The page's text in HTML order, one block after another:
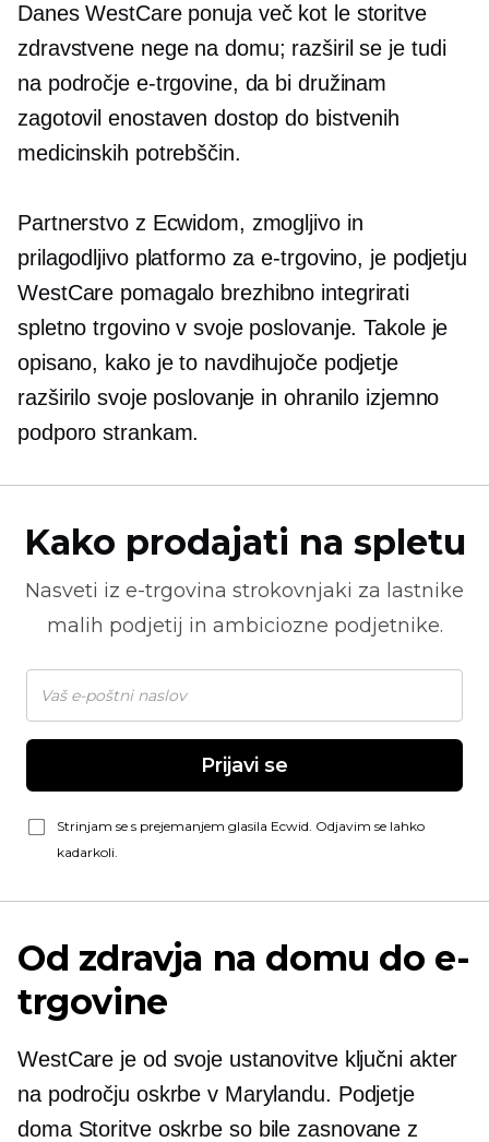
Danes WestCare ponuja več kot le storitve
zdravstvene nege na domu; razširil se je tudi
na področje e-trgovine, da bi družinam
zagotovil enostaven dostop do bistvenih
medicinskih potrebščin.
Partnerstvo z Ecwidom, zmogljivo in
prilagodljivo platformo za e-trgovino, je podjetju
WestCare pomagalo brezhibno integrirati
spletno trgovino v svoje poslovanje. Takole je
opisano, kako je to navdihujoče podjetje
razširilo svoje poslovanje in ohranilo izjemno
podporo strankam.
Kako prodajati na spletu
Nasveti iz e-trgovina strokovnjaki za lastnike
malih podjetij in ambiciozne podjetnike.
Prijavi se
Strinjam se s prejemanjem glasila Ecwid. Odjavim se lahko
kadarkoli.
Od zdravja na domu do e-
trgovine
WestCare je od svoje ustanovitve ključni akter
na področju oskrbe v Marylandu. Podjetje
domaStoritve oskrbe so bile zasnovane z